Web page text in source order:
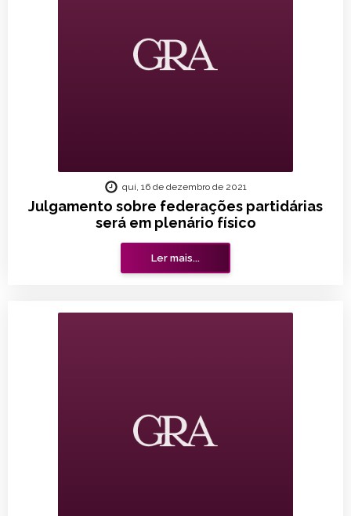
Julgamento sobre federações partidárias
será em plenário físico
qui, 16 de dezembro de 2021
Ler mais...